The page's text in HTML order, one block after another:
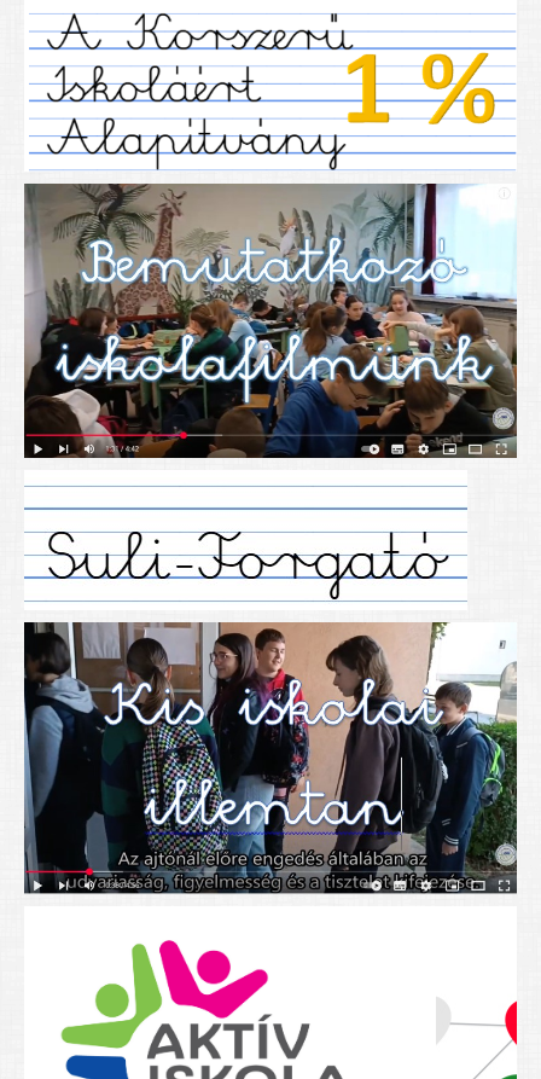
Pályázataink
SIHU
EFOP 325
TÁMOP
TIOP
Határtalanul
Névadónk
UNESCO Társult Iskola
Sportversenyek
Tanulmányi versenyek
Alapítványunk
Nyitva tartás
SZÜLŐKNEK
Google Tanterem, Classroom - útmutató diákoknak
Tanév rendje
Étkezés befizetése
Étlap
eKréta
Diákigazolvány igénylése
Mindennapos testnevelés
Tartós tankönyvek
Nyolcadikosainknak
Kréta szülői segédlet
Felsős taneszközlista